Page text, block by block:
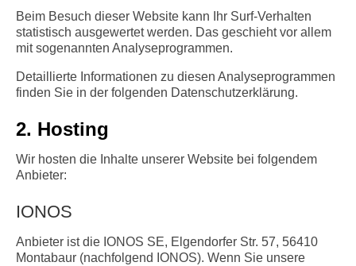
Beim Besuch dieser Website kann Ihr Surf-Verhalten
statistisch ausgewertet werden. Das geschieht vor allem
mit sogenannten Analyseprogrammen.
Detaillierte Informationen zu diesen Analyseprogrammen
finden Sie in der folgenden Datenschutzerklärung.
2. Hosting
Wir hosten die Inhalte unserer Website bei folgendem
Anbieter:
IONOS
Anbieter ist die IONOS SE, Elgendorfer Str. 57, 56410
Montabaur (nachfolgend IONOS). Wenn Sie unsere